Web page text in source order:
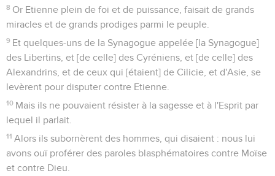
8 Or Etienne plein de foi et de puissance, faisait de grands
miracles et de grands prodiges parmi le peuple.
9 Et quelques-uns de la Synagogue appelée [la Synagogue]
des Libertins, et [de celle] des Cyréniens, et [de celle] des
Alexandrins, et de ceux qui [étaient] de Cilicie, et d'Asie, se
levèrent pour disputer contre Etienne.
10 Mais ils ne pouvaient résister à la sagesse et à l'Esprit par
lequel il parlait.
11 Alors ils subornèrent des hommes, qui disaient : nous lui
avons ouï proférer des paroles blasphématoires contre Moïse
et contre Dieu.